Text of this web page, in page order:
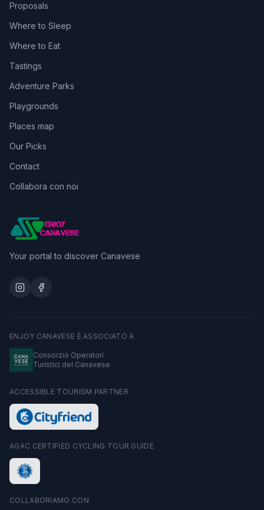
Your portal to discover Canavese
ENJOY CANAVESE È ASSOCIATO A
Consorzio Operatori
Turistici del Canavese
ACCESSIBLE TOURISM PARTNER
AGAC CERTIFIED CYCLING TOUR GUIDE
COLLABORIAMO CON
Proposals
Where to Sleep
Where to Eat
Tastings
Adventure Parks
Playgrounds
Places map
Our Picks
Contact
Collabora con noi